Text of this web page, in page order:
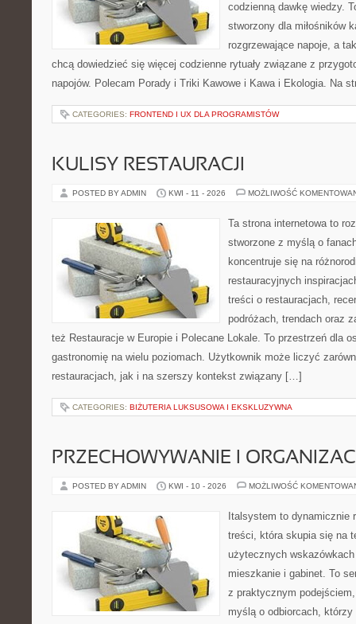
codzienną dawkę wiedzy.
stworzony dla miłośników
rozgrzewające napoje, a
chcą dowiedzieć się więcej codzienne rytuały związane z
napojów. Polecam Porady i Triki Kawowe i Kawa i Ekologia. Na
CATEGORIES: FRONTEND I UX DLA PROGRAMISTÓW
KULISY RESTAURACJI
POSTED BY ADMIN KWI - 11 - 2026 MOŻLIWOŚĆ
Ta strona internetowa to
stworzone z myślą o
koncentruje się na
restauracyjnych
treści o restauracjach,
podróżach, trendach oraz
też Restauracje w Europie i Polecane Lokale. To przestrzeń dla
gastronomię na wielu poziomach. Użytkownik może liczyć
restauracjach, jak i na szerszy kontekst związany […]
CATEGORIES: BIŻUTERIA LUKSUSOWA I EKSKLUZYWNA
PRZECHOWYWANIE I
POSTED BY ADMIN KWI - 10 - 2026 MOŻLIWOŚĆ
Italsystem to dynamicznie
treści, która skupia się na
użytecznych
mieszkanie i gabinet. To
z praktycznym
myślą o odbiorcach, którzy